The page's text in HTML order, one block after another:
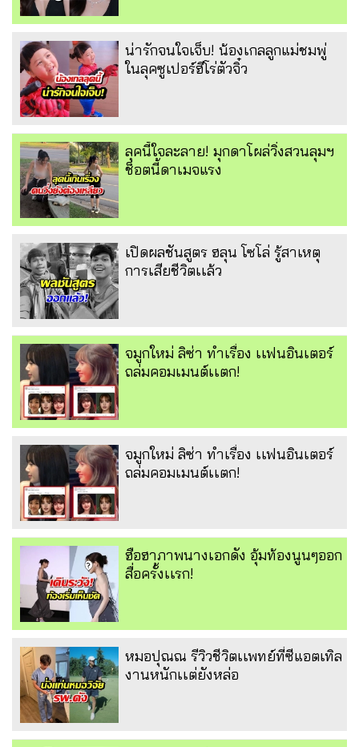
น่ารักจนใจเจ็บ! น้องเกลลูกแม่ชมพู่
ในลุคซูเปอร์ฮีโร่ตัวจิ๋ว
ลุคนี้ใจละลาย! มุกดาโผล่วิ่งสวนลุมฯ
ช็อตนี้ดาเมจแรง
เปิดผลชันสูตร ฮลุน โซโล่ รู้สาเหตุ
การเสียชีวิตเเล้ว
จมูกใหม่ ลิซ่า ทำเรื่อง เเฟนอินเตอร์
ถล่มคอมเมนต์เเตก!
จมูกใหม่ ลิซ่า ทำเรื่อง เเฟนอินเตอร์
ถล่มคอมเมนต์เเตก!
ฮือฮาภาพนางเอกดัง อุ้มท้องนูนๆออก
สื่อครั้งเเรก!
หมอปุณณ รีวิวชีวิตเเพทย์ที่ซีแอตเทิล
งานหนักเเต่ยังหล่อ